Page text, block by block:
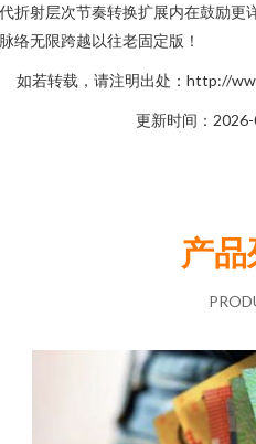
折射层次节奏转换扩展内在鼓励更
络无限跨越以往老固定版！
如若转载，请注明出处：http://
更新时间：
产